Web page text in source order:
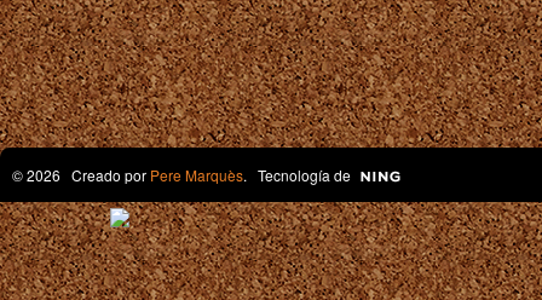
© 2026 Creado por Pere Marquès. Tecnología de